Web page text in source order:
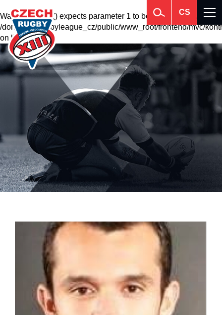
Warning: krsort() expects parameter 1 to be array, null given in
/domains2/rugbyleague_cz/public/www_root/frontend/mvc/
on line201
CS